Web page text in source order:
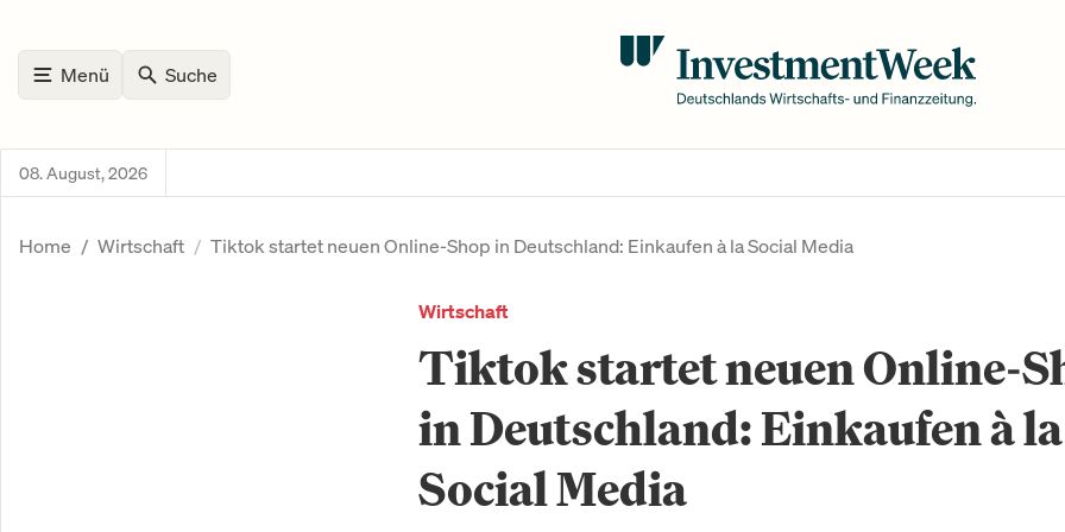
Menü Suche
08. August, 2026
Home Wirtschaft Tiktok startet neuen Online-Shop in Deutschland: Einkaufen à la Social Media
Wirtschaft
Tiktok startet neuen Online-
in Deutschland: Einkaufen à la
Social Media